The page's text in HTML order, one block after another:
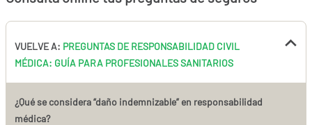
VUELVE A: PREGUNTAS DE RESPONSABILIDAD CIVIL
MÉDICA: GUÍA PARA PROFESIONALES SANITARIOS
¿Qué se considera “daño indemnizable” en responsabilidad
médica?